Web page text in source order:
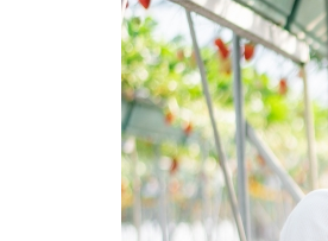
て
7
三重
県・
その
他の
地域
「い
ちご